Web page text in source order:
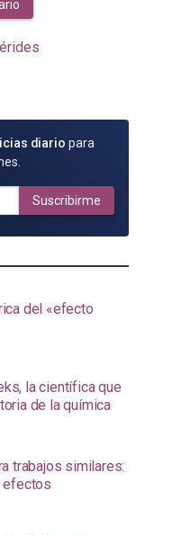
diario para
Suscribirme
del «efecto
la científica que
de la química
trabajos similares:
efectos